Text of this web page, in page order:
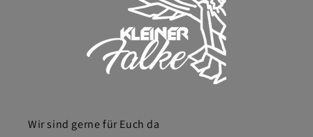
Wir sind gerne für Euch da